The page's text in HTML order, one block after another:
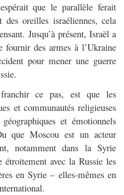
que le parallèle ferait
oreilles israéliennes, cela
Jusqu’à présent, Israël a
fournir des armes à l’Ukraine
pour mener une guerre
ce pas, est que les
et communautés religieuses
et émotionnels
que Moscou est un acteur
notamment dans la Syrie
étroitement avec la Russie les
en Syrie – elles-mêmes en